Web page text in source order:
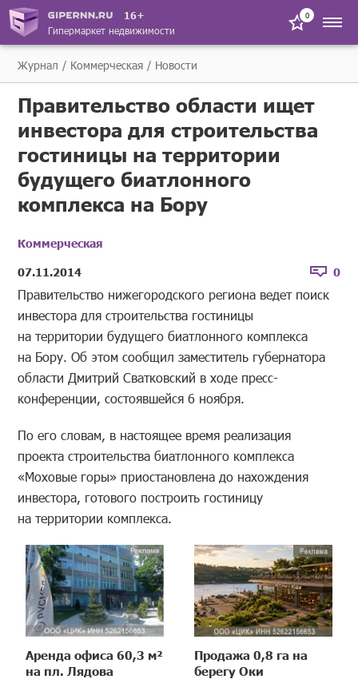
16+
Гипермаркет недвижимости
0
Журнал Коммерческая Новости
Правительство области ищет
инвестора для строительства
гостиницы на территории
будущего биатлонного
комплекса на Бору
Коммерческая
07.11.2014
0
Правительство нижегородского региона ведет поиск
инвестора для строительства гостиницы
на территории будущего биатлонного комплекса
на Бору. Об этом сообщил заместитель губернатора
области Дмитрий Сватковский в ходе пресс-
конференции, состоявшейся 6 ноября.
По его словам, в настоящее время реализация
проекта строительства биатлонного комплекса
«Моховые горы» приостановлена до нахождения
инвестора, готового построить гостиницу
на территории комплекса.
Аренда офиса 60,3 м²
на пл. Лядова
Продажа 0,8 га на
берегу Оки